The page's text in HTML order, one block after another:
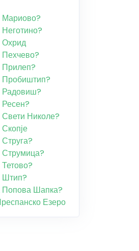
Мариово?
Охрид
Прилеп?
Пробиштип?
Радовиш?
Николе?
Струмица?
Штип?
Попова Шапка?
Езеро